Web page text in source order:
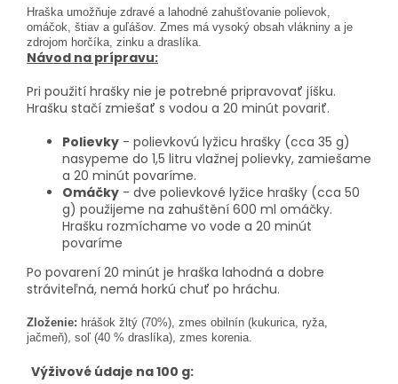
Hraška umožňuje zdravé a lahodné zahušťovanie polievok,
omáčok, štiav a guľášov. Zmes má vysoký obsah vlákniny a je
zdrojom horčíka, zinku a draslíka.
Návod na prípravu:
Pri použití hrašky nie je potrebné pripravovať jíšku.
Hrašku stačí zmiešať s vodou a 20 minút povariť.
Polievky - polievkovú lyžicu hrašky (cca 35 g)
nasypeme do 1,5 litru vlažnej polievky, zamiešame
a 20 minút povaríme.
Omáčky - dve polievkové lyžice hrašky (cca 50
g) použijeme na zahuštění 600 ml omáčky.
Hrašku rozmíchame vo vode a 20 minút
povaríme
Po povarení 20 minút je hraška lahodná a dobre
stráviteľná, nemá horkú chuť po hráchu.
Zloženie: hrášok žltý (70%), zmes obilnín (kukurica, ryža,
jačmeň), soľ (40 % draslíka), zmes korenia.
Výživové údaje na 100 g: